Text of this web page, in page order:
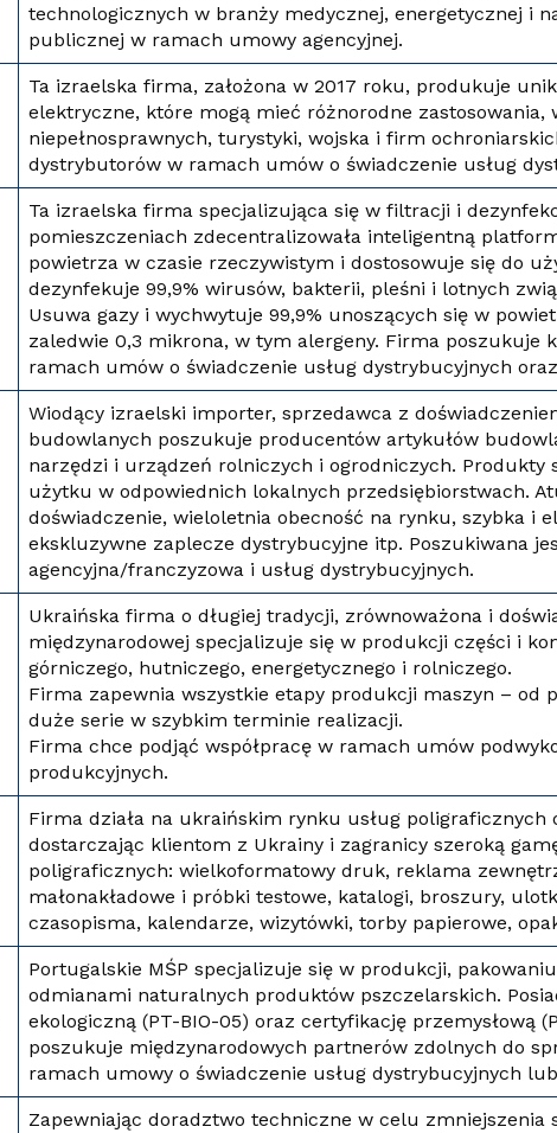
technologicznych w branży medycznej, energetycznej i
publicznej w ramach umowy agencyjnej.
Ta izraelska firma, założona w 2017 roku, produkuje
elektryczne, które mogą mieć różnorodne zastosowania,
niepełnosprawnych, turystyki, wojska i firm
dystrybutorów w ramach umów o świadczenie usług
Ta izraelska firma specjalizująca się w filtracji i
pomieszczeniach zdecentralizowała inteligentną
powietrza w czasie rzeczywistym i dostosowuje się do
dezynfekuje 99,9% wirusów, bakterii, pleśni i lotnych
Usuwa gazy i wychwytuje 99,9% unoszących się w
zaledwie 0,3 mikrona, w tym alergeny. Firma poszukuje
ramach umów o świadczenie usług dystrybucyjnych
Wiodący izraelski importer, sprzedawca z
budowlanych poszukuje producentów artykułów
narzędzi i urządzeń rolniczych i ogrodniczych. Produkty
użytku w odpowiednich lokalnych przedsiębiorstwach.
doświadczenie, wieloletnia obecność na rynku, szybka i
ekskluzywne zaplecze dystrybucyjne itp. Poszukiwana
agencyjna/franczyzowa i usług dystrybucyjnych.
Ukraińska firma o długiej tradycji, zrównoważona i
międzynarodowej specjalizuje się w produkcji części i
górniczego, hutniczego, energetycznego i rolniczego.
Firma zapewnia wszystkie etapy produkcji maszyn – od
duże serie w szybkim terminie realizacji.
Firma chce podjąć współpracę w ramach umów
produkcyjnych.
Firma działa na ukraińskim rynku usług poligraficznych
dostarczając klientom z Ukrainy i zagranicy szeroką
poligraficznych: wielkoformatowy druk, reklama
małonakładowe i próbki testowe, katalogi, broszury,
czasopisma, kalendarze, wizytówki, torby papierowe,
Portugalskie MŚP specjalizuje się w produkcji,
odmianami naturalnych produktów pszczelarskich.
ekologiczną (PT-BIO-05) oraz certyfikację przemysłową
poszukuje międzynarodowych partnerów zdolnych do
ramach umowy o świadczenie usług dystrybucyjnych
Zapewniając doradztwo techniczne w celu zmniejszenia